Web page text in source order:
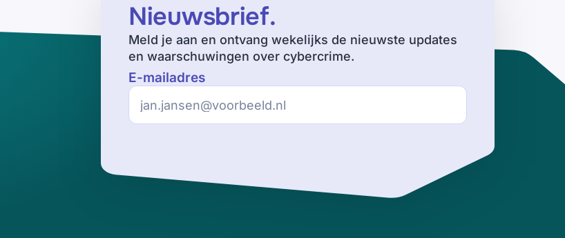
Nieuwsbrief.
Meld je aan en ontvang wekelijks de nieuwste updates
en waarschuwingen over cybercrime.
E-mailadres